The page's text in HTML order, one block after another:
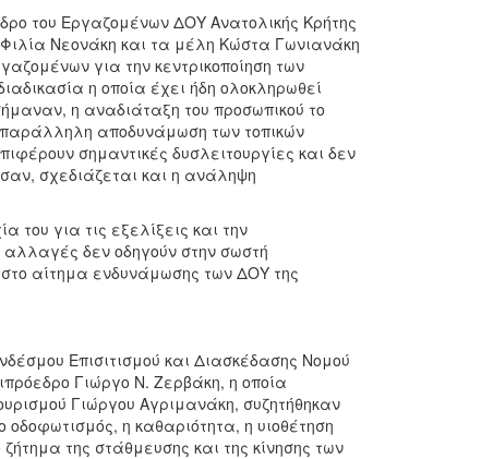
του Εργαζομένων ΔΟΥ Ανατολικής Κρήτης
Νεονάκη και τα μέλη Κώστα Γωνιανάκη
για την κεντρικοποίηση των
η οποία έχει ήδη ολοκληρωθεί
η αναδιάταξη του προσωπικού το
παράλληλη αποδυνάμωση των τοπικών
σημαντικές δυσλειτουργίες και δεν
σχεδιάζεται και η ανάληψη
για τις εξελίξεις και την
αλλαγές δεν οδηγούν στην σωστή
στο αίτημα ενδυνάμωσης των ΔΟΥ της
Επισιτισμού και Διασκέδασης Νομού
Γιώργο Ν. Ζερβάκη, η οποία
Γιώργου Αγριμανάκη, συζητήθηκαν
η καθαριότητα, η υιοθέτηση
της στάθμευσης και της κίνησης των